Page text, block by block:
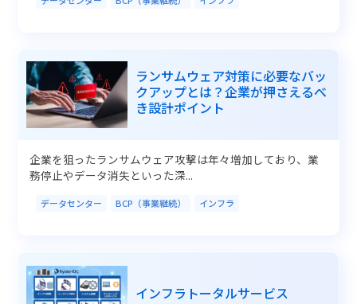
ランサムウェア対策に必要なバッ
クアップとは？企業が押さえるべ
き設計ポイント
企業を狙ったランサムウェア攻撃は年々増加しており、業
務停止やデータ消失といった深...
データセンター BCP（事業継続） インフラ
インフラトータルサービス